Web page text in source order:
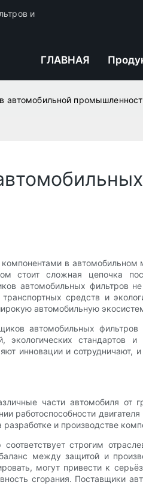
и
ГЛАВНАЯ
автомобильной
в автомобильном
стоит сложная цепочка
автомобильных фильтров
средств и
автомобильную
автомобильных
экологических
инновации и
части автомобиля
и производстве
строгим
между защитой и
могут привести к
сгорания. Поставщики